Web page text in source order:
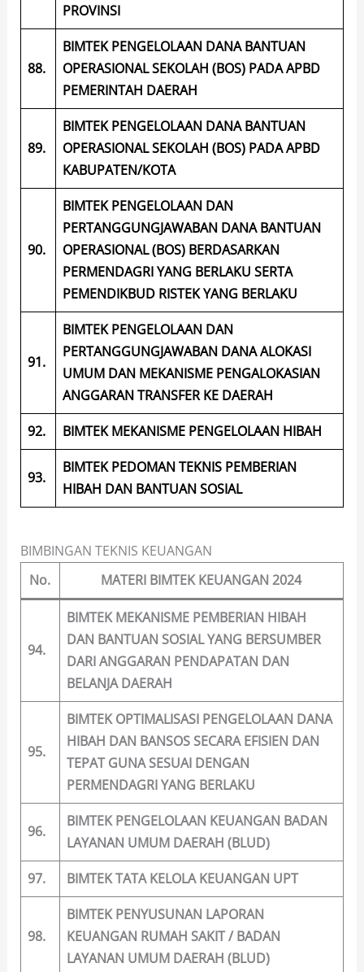
PROVINSI
88.
BIMTEK PENGELOLAAN DANA BANTUAN
OPERASIONAL SEKOLAH (BOS) PADA APBD
PEMERINTAH DAERAH
89.
BIMTEK PENGELOLAAN DANA BANTUAN
OPERASIONAL SEKOLAH (BOS) PADA APBD
KABUPATEN/KOTA
90.
BIMTEK PENGELOLAAN DAN
PERTANGGUNGJAWABAN DANA BANTUAN
OPERASIONAL (BOS) BERDASARKAN
PERMENDAGRI YANG BERLAKU SERTA
PEMENDIKBUD RISTEK YANG BERLAKU
91.
BIMTEK PENGELOLAAN DAN
PERTANGGUNGJAWABAN DANA ALOKASI
UMUM DAN MEKANISME PENGALOKASIAN
ANGGARAN TRANSFER KE DAERAH
92.
BIMTEK MEKANISME PENGELOLAAN HIBAH
93.
BIMTEK PEDOMAN TEKNIS PEMBERIAN
HIBAH DAN BANTUAN SOSIAL
BIMBINGAN TEKNIS KEUANGAN
No.
MATERI BIMTEK KEUANGAN 2024
94.
BIMTEK MEKANISME PEMBERIAN HIBAH
DAN BANTUAN SOSIAL YANG BERSUMBER
DARI ANGGARAN PENDAPATAN DAN
BELANJA DAERAH
95.
BIMTEK OPTIMALISASI PENGELOLAAN DANA
HIBAH DAN BANSOS SECARA EFISIEN DAN
TEPAT GUNA SESUAI DENGAN
PERMENDAGRI YANG BERLAKU
96.
BIMTEK PENGELOLAAN KEUANGAN BADAN
LAYANAN UMUM DAERAH (BLUD)
97.
BIMTEK TATA KELOLA KEUANGAN UPT
98.
BIMTEK PENYUSUNAN LAPORAN
KEUANGAN RUMAH SAKIT / BADAN
LAYANAN UMUM DAERAH (BLUD)